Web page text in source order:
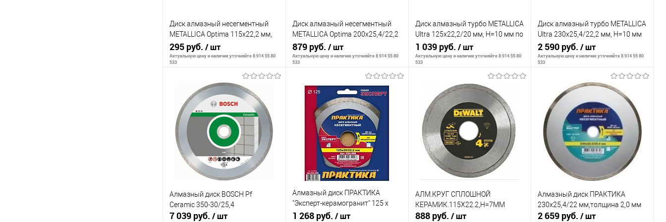
Диск алмазный несегментный
METALLICA Optima 115x22,2 мм,
H=7 мм по плитке В кор.
295 руб. / шт
Актуальную цену и наличие уточняйте 8 914 55 80
533
В корзину
К сравнению
В избранное
В наличии
Диск алмазный несегментный
METALLICA Optima 200x25,4/22,2
мм, H=7 мм по плитке В кор.
879 руб. / шт
Актуальную цену и наличие уточняйте 8 914 55 80
533
В корзину
К сравнению
В избранное
В наличии
Диск алмазный турбо METALLICA
Ultra 125x22,2/20 мм, H=10 мм по
граниту. В кор.
1 039 руб. / шт
Актуальную цену и наличие уточняйте 8 914 55 80
533
В корзину
К сравнению
В избранное
В наличии
Диск алмазный турбо METALLICA
Ultra 230x25,4/22,2 мм, H=10 мм
по граниту. В кор.
2 590 руб./ шт
Актуальную цену и наличие уточняйте 8 914 55 80
533
В корзину
К сравнению
В избранное
В наличии
Алмазный диск BOSCH Pf
Ceramic 350-30/25,4
7 039 руб. / шт
Алмазный диск ПРАКТИКА
"Эксперт-керамогранит" 125 х
20/22 мм сплошной
1 268 руб. / шт
АЛМ.КРУГ СПЛОШНОЙ
КЕРАМИК.115Х22.2,H=7ММ
888 руб. / шт
Алмазный диск ПРАКТИКА
230х25,4/22 мм,толщина 2,0 мм
2 659 руб./ шт